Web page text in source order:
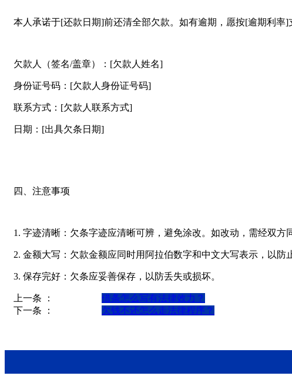
本人承诺于[还款日期]前还清全部欠款。如有逾期，愿按[逾期利率]
欠款人（签名/盖章）：[欠款人姓名]
身份证号码：[欠款人身份证号码]
联系方式：[欠款人联系方式]
日期：[出具欠条日期]
四、注意事项
1. 字迹清晰：欠条字迹应清晰可辨，避免涂改。如改动，需经双方
2. 金额大写：欠款金额应同时用阿拉伯数字和中文大写表示，以防
3. 保存完好：欠条应妥善保存，以防丢失或损坏。
上一条 ：
借条怎么写有法律效力？
下一条 ：
欠钱不还怎么走法律程序？